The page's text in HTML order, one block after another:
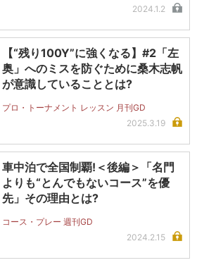
2024.1.2
【“残り100Y”に強くなる】#2「左
奥」へのミスを防ぐために桑木志帆
が意識していることとは?
プロ・トーナメント レッスン 月刊GD
2025.3.19
車中泊で全国制覇!＜後編＞「名門
よりも“とんでもないコース”を優
先」その理由とは?
コース・プレー 週刊GD
2024.2.15